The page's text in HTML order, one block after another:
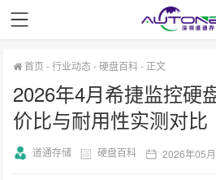
首页 -行业动态-硬盘百科- 正文
2026年4月希捷监控硬
价比与耐用性实测对比
道通存储 硬盘百科 2026年05